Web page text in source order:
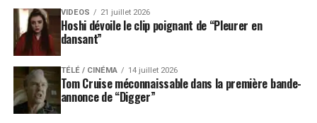
VIDEOS 21 juillet 2026
Hoshi dévoile le clip poignant de “Pleurer en
dansant”
TÉLÉ / CINÉMA 14 juillet 2026
Tom Cruise méconnaissable dans la première bande-
annonce de “Digger”